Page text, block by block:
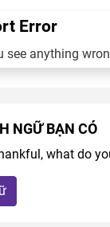
Error
see anything
NGỮ BẠN CÓ
what do